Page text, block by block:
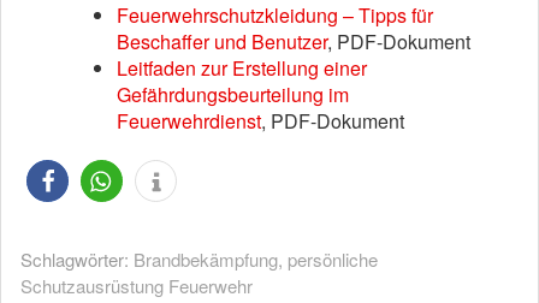
Feuerwehrschutzkleidung – Tipps für
Beschaffer und Benutzer, PDF-Dokument
Leitfaden zur Erstellung einer
Gefährdungsbeurteilung im
Feuerwehrdienst, PDF-Dokument
Schlagwörter: Brandbekämpfung, persönliche
Schutzausrüstung Feuerwehr